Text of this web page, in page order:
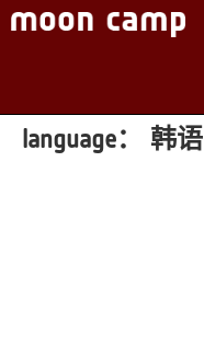
language： 韩语